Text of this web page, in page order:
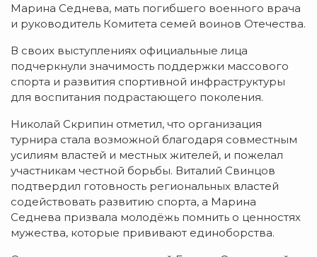
Марина Седнева, мать погибшего военного врача
и руководитель Комитета семей воинов Отечества.
В своих выступлениях официальные лица
подчеркнули значимость поддержки массового
спорта и развития спортивной инфраструктуры
для воспитания подрастающего поколения.
Николай Скрипин отметил, что организация
турнира стала возможной благодаря совместным
усилиям властей и местных жителей, и пожелал
участникам честной борьбы. Виталий Свинцов
подтвердил готовность региональных властей
содействовать развитию спорта, а Марина
Седнева призвала молодёжь помнить о ценностях
мужества, которые прививают единоборства.